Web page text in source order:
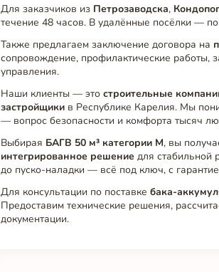
Для заказчиков из Петрозаводска,
течение 48 часов. В удалённые посёлки —
Также предлагаем заключение договора на
сопровождение, профилактические работы,
управления.
Наши клиенты — этостроительные
застройщики в Республике Карелия. Мы
— вопрос безопасности и комфорта тысяч
Выбирая БАГВ 50 м³ категории М, вы
интегрированное решение для стабильной
до пуско-наладки — всё под ключ, с
Для консультации по поставкебака-
Предоставим технические решения,
документации.